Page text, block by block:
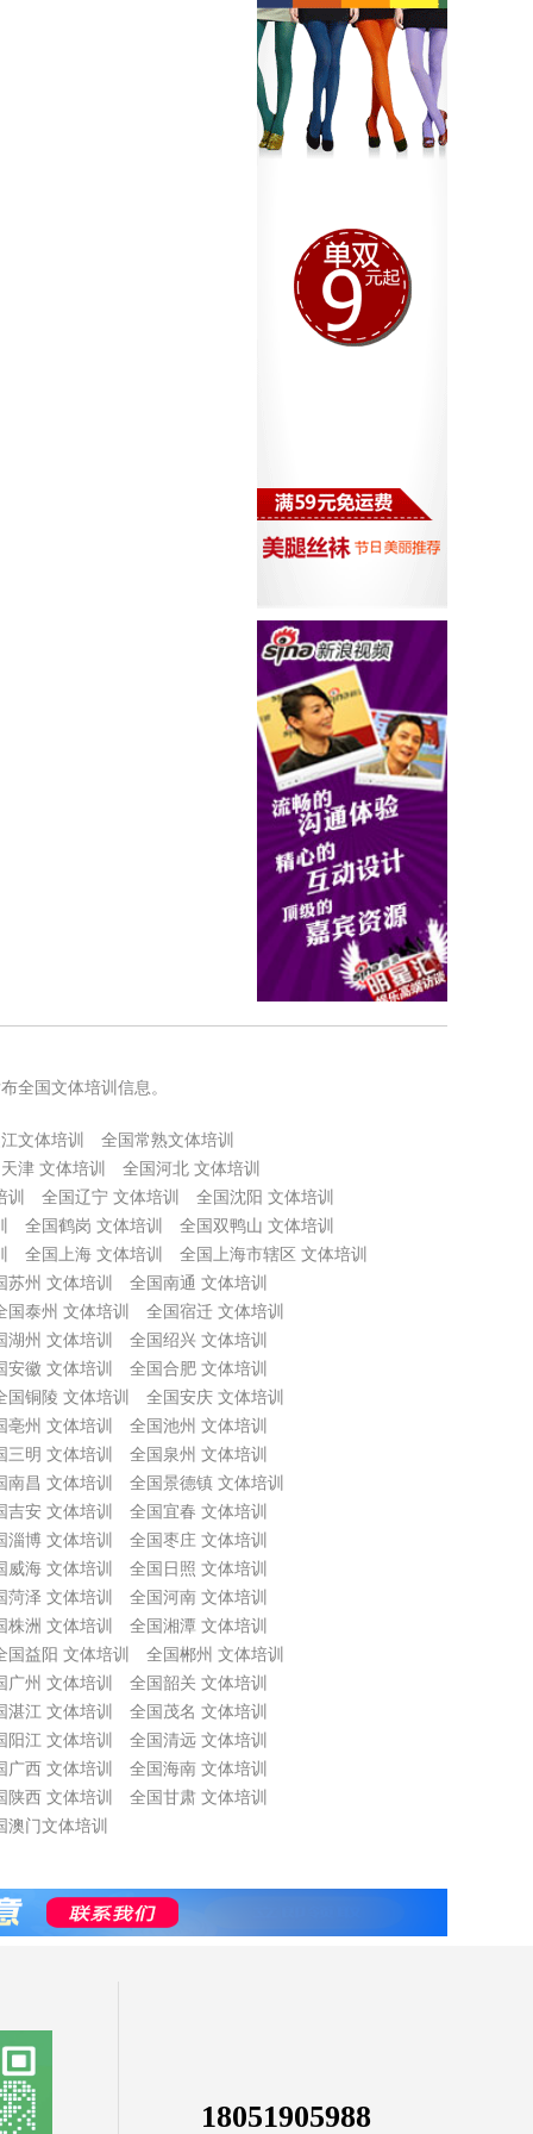
全国文体培训信息。
文体培训
全国常熟文体培训
津 文体培训
全国河北 文体培训
全国辽宁 文体培训
全国沈阳 文体培训
全国鹤岗 文体培训
全国双鸭山 文体培训
全国上海 文体培训
全国上海市辖区 文体培训
苏州 文体培训
全国南通 文体培训
国泰州 文体培训
全国宿迁 文体培训
湖州 文体培训
全国绍兴 文体培训
安徽 文体培训
全国合肥 文体培训
国铜陵 文体培训
全国安庆 文体培训
亳州 文体培训
全国池州 文体培训
三明 文体培训
全国泉州 文体培训
南昌 文体培训
全国景德镇 文体培训
吉安 文体培训
全国宜春 文体培训
淄博 文体培训
全国枣庄 文体培训
威海 文体培训
全国日照 文体培训
菏泽 文体培训
全国河南 文体培训
株洲 文体培训
全国湘潭 文体培训
国益阳 文体培训
全国郴州 文体培训
广州 文体培训
全国韶关 文体培训
湛江 文体培训
全国茂名 文体培训
阳江 文体培训
全国清远 文体培训
广西 文体培训
全国海南 文体培训
陕西 文体培训
全国甘肃 文体培训
澳门文体培训
18051905988